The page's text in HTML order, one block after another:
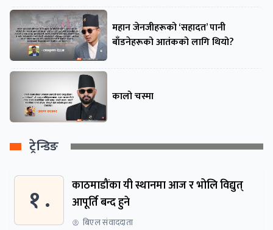
महान जेनजीहरूको ‘सहादत’ पानी
बाँडनेहरूको आतंकको लागि थियो?
कालो चस्मा
ट्रेन्डिङ
१ .
काठमाडौंका यी स्थानमा आज र भोलि विद्युत्
आपूर्ति बन्द हुने
बिएल संवाददाता